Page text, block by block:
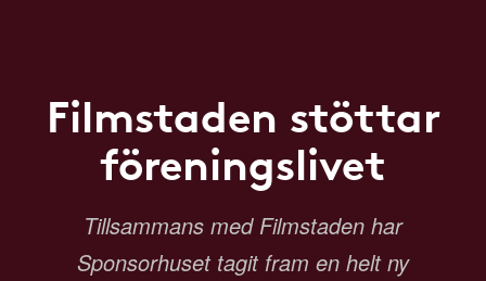
Filmstaden stöttar
föreningslivet
Tillsammans med Filmstaden har
Sponsorhuset tagit fram en helt ny